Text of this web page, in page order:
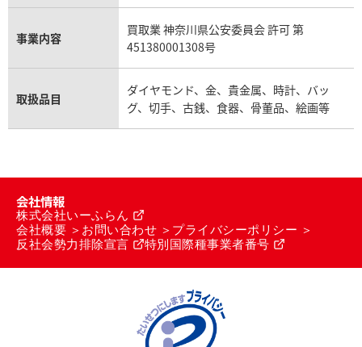
事業内容
買取業 神奈川県公安委員会 許可 第
451380001308号
取扱品目
ダイヤモンド、金、貴金属、時計、バッ
グ、切手、古銭、食器、骨董品、絵画等
会社情報
株式会社いーふらん
会社概要
お問い合わせ
プライバシーポリシー
反社会勢力排除宣言
特別国際種事業者番号